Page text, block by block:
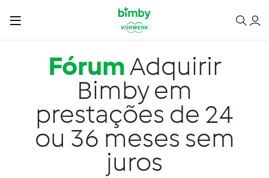
Passar para o conteúdo principal
FórumAdquirir
Bimby em
prestações de 24
ou 36 meses sem
juros